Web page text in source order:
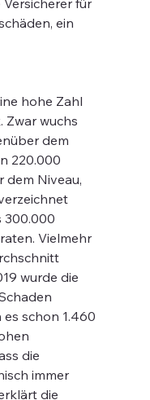
ein
hohe Zahl
Zwar wuchs
dem
220.000
dem Niveau,
300.000
Vielmehr
wurde die
schon 1.460
die
immer
die